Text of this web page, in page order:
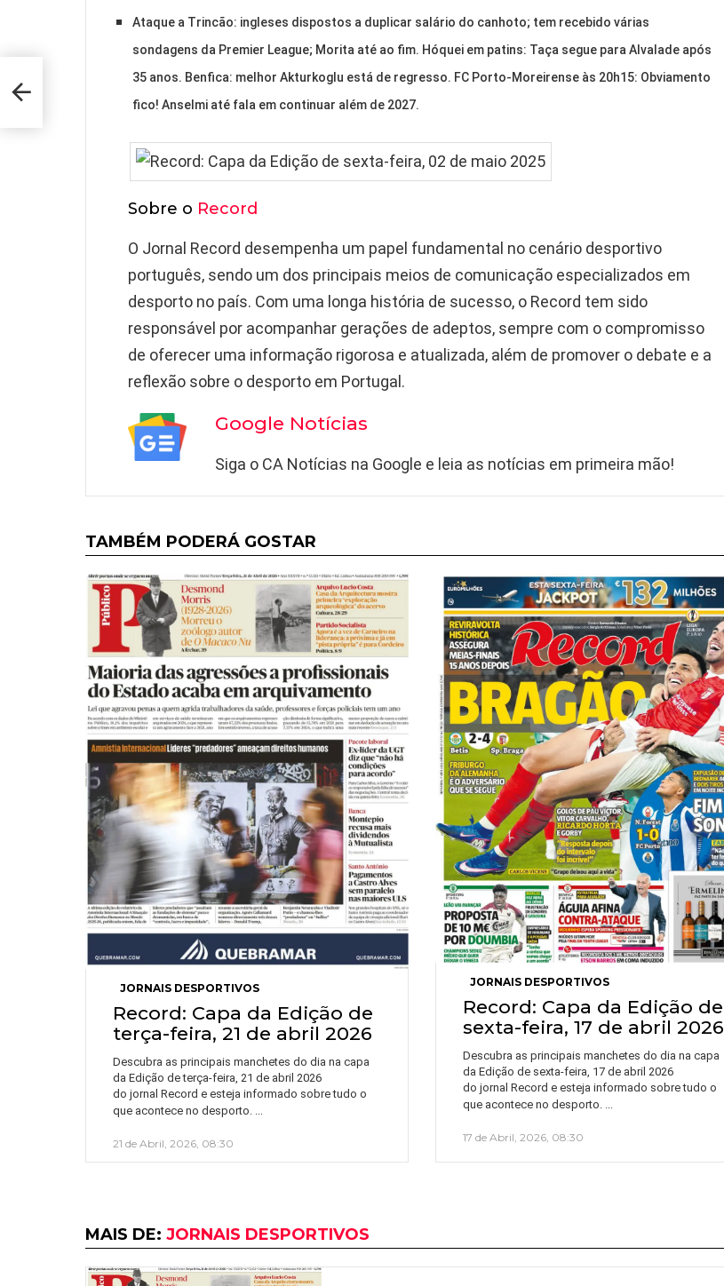
Ataque a Trincão: ingleses dispostos a duplicar salário do canhoto; tem recebido várias
sondagens da Premier League; Morita até ao fim. Hóquei em patins: Taça segue para Alvalade após
35 anos. Benfica: melhor Akturkoglu está de regresso. FC Porto-Moreirense às 20h15: Obviamento
fico! Anselmi até fala em continuar além de 2027.
Sobre o Record
O Jornal Record desempenha um papel fundamental no cenário desportivo
português, sendo um dos principais meios de comunicação especializados em
desporto no país. Com uma longa história de sucesso, o Record tem sido
responsável por acompanhar gerações de adeptos, sempre com o compromisso
de oferecer uma informação rigorosa e atualizada, além de promover o debate e a
reflexão sobre o desporto em Portugal.
Google Notícias
Siga o CA Notícias na Google e leia as notícias em primeira mão!
TAMBÉM PODERÁ GOSTAR
JORNAIS DESPORTIVOS
Record: Capa da Edição de
terça-feira, 21 de abril 2026
Descubra as principais manchetes do dia na capa
da Edição de terça-feira, 21 de abril 2026
do jornal Record e esteja informado sobre tudo o
que acontece no desporto.
21 de Abril, 2026, 08:30
JORNAIS DESPORTIVOS
Record: Capa da Edição de
sexta-feira, 17 de abril 2026
Descubra as principais manchetes do dia na capa
da Edição de sexta-feira, 17 de abril 2026
do jornal Record e esteja informado sobre tudo o
que acontece no desporto. …
17 de Abril, 2026, 08:30
MAIS DE: JORNAIS DESPORTIVOS